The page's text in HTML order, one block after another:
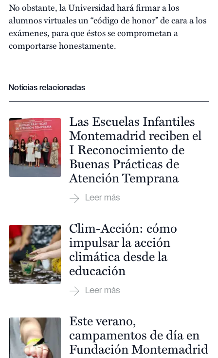
No obstante, la Universidad hará firmar a los
alumnos virtuales un “código de honor” de cara a los
exámenes, para que éstos se comprometan a
comportarse honestamente.
Noticias relacionadas
Las Escuelas Infantiles
Montemadrid reciben el
I Reconocimiento de
Buenas Prácticas de
Atención Temprana
Clim-Acción: cómo
impulsar la acción
climática desde la
educación
Este verano,
campamentos de día en
Fundación Montemadrid